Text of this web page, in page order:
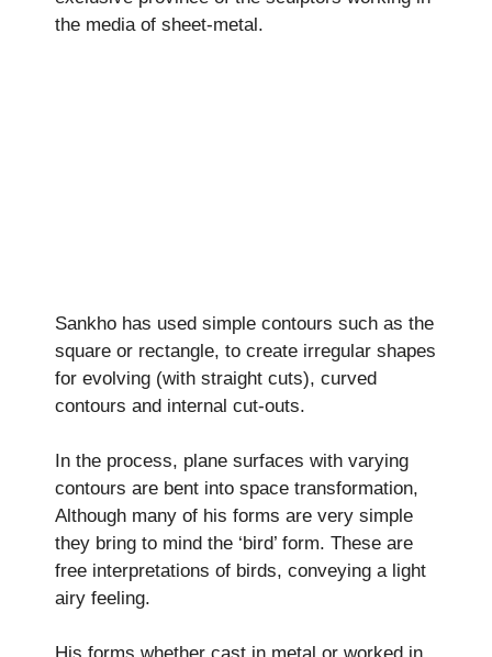
the media of sheet-metal.
Sankho has used simple contours such as the
square or rectangle, to create irregular shapes
for evolving (with straight cuts), curved
contours and internal cut-outs.
In the process, plane surfaces with varying
contours are bent into space transformation,
Although many of his forms are very simple
they bring to mind the ‘bird’ form. These are
free interpretations of birds, conveying a light
airy feeling.